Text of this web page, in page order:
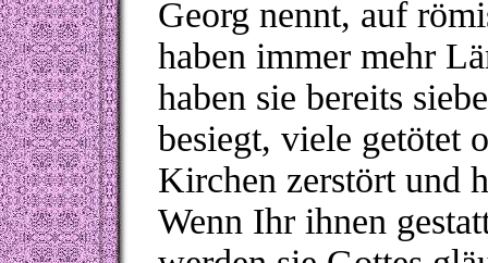
Georg nennt, auf
haben immer mehr
haben sie bereits
besiegt, viele getötet
Kirchen zerstört und
Wenn Ihr ihnen